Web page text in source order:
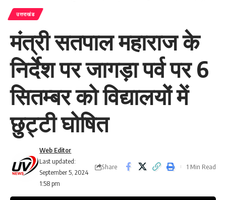
उत्तराखंड
मंत्री सतपाल महाराज के
निर्देश पर जागड़ा पर्व पर 6
सितम्बर को विद्यालयों में
छुट्टी घोषित
Last updated:
September 5, 2024
1:58 pm
Web Editor
Share 1 Min Read